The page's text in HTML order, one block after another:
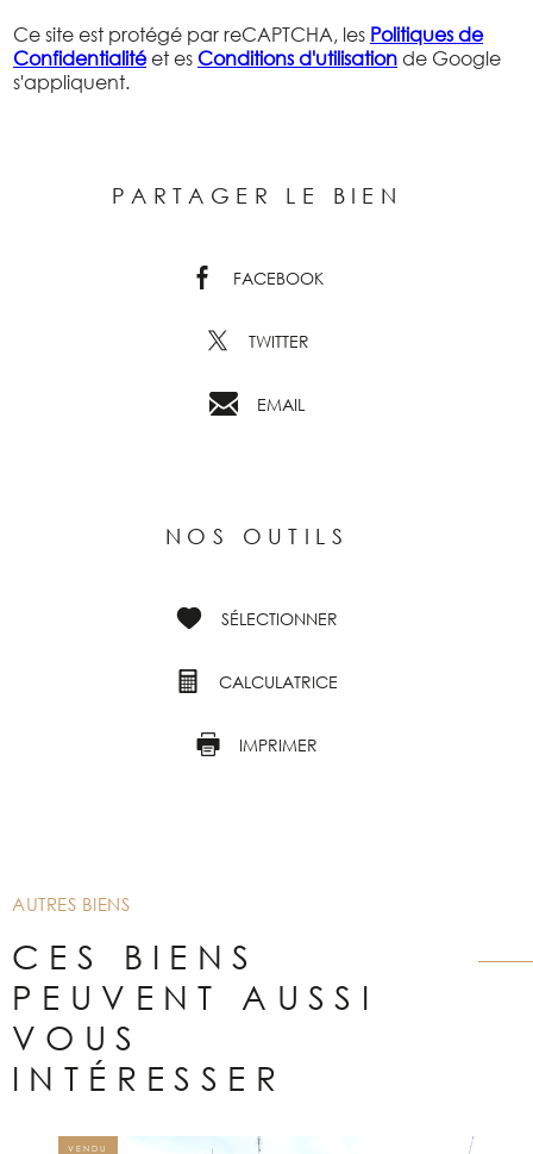
Ce site est protégé par reCAPTCHA, les Politiques de
Confidentialitéet es Conditions d'utilisation de Google
s'appliquent.
PARTAGER LE BIEN
FACEBOOK
TWITTER
EMAIL
NOS OUTILS
SÉLECTIONNER
CALCULATRICE
IMPRIMER
AUTRES BIENS
CES BIENS
PEUVENT AUSSI
VOUS
INTÉRESSER
VENDU